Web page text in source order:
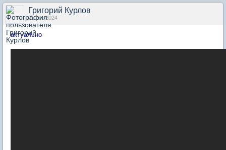
Григорий Курлов
21 авг 2024
актуально